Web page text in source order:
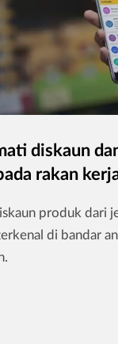
diskaun
rakan
produk dari
di bandar